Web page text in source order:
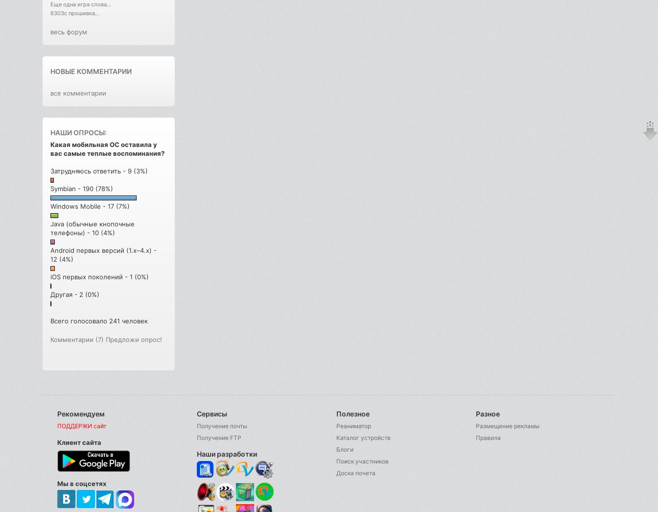
Еще одна игра слова...
6303с прошивка...
весь форум
НОВЫЕ КОММЕНТАРИИ
все комментарии
НАШИ ОПРОСЫ:
Какая мобильная ОС оставила у
вас самые теплые воспоминания?
Затрудняюсь ответить - 9 (3%)
Symbian - 190 (78%)
Windows Mobile - 17 (7%)
Java (обычные кнопочные
телефоны) - 10 (4%)
Android первых версий (1.x–4.x) -
12 (4%)
iOS первых поколений - 1 (0%)
Другая - 2 (0%)
Всего голосовало 241 человек
Комментарии (7) Предложи опрос!
Рекомендуем
ПОДДЕРЖИ сайт
Клиент сайта
Мы в соцсетях
Сервисы
Получение почты
Получение FTP
Наши разработки
Полезное
Реаниматор
Каталог устройств
Блоги
Поиск участников
Доска почета
Разное
Размещение рекламы
Правила